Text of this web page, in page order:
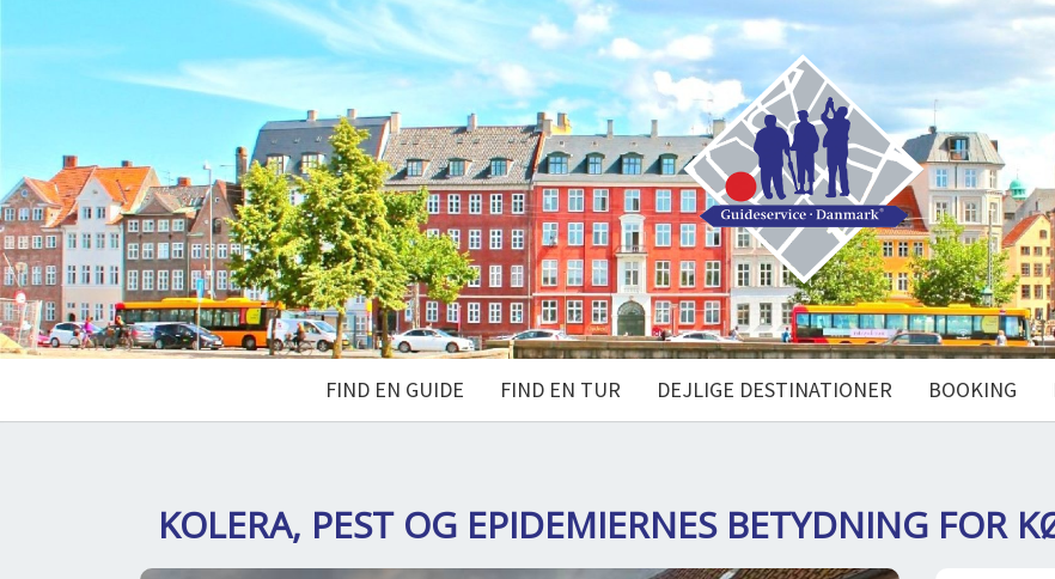
FIND EN GUIDE FIND EN TUR DEJLIGE DESTINATIONER BOOKING
KOLERA, PEST OG EPIDEMIERNES BETYDNING FOR